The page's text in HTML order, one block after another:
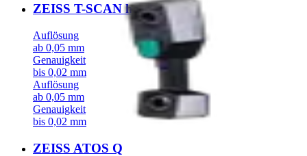
ZEISS T-SCAN hawk 2
Auflösung
ab 0,05 mm
Genauigkeit
bis 0,02 mm
Auflösung
ab 0,05 mm
Genauigkeit
bis 0,02 mm
ZEISS ATOS Q